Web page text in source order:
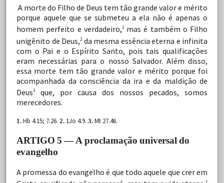
A morte do Filho de Deus tem tão grande valore mérito
porque aquele que se submeteu a ela não é apenas o
homem perfeito e verdadeiro,1 mas é também o Filho
unigênito de Deus,2 da mesma essência eterna e infinita
com o Pai e o Espírito Santo, pois tais qualificações
eram necessárias parao nosso Salvador. Além disso,
essa morte tem tão grandevalor e mérito porque foi
acompanhada da consciência da ira e da maldição de
Deus3 que, por causa dos nossos pecados, somos
merecedores.
1. Hb 4.15; 7.26. 2. 1Jo 4.9. 3. Mt 27.46.
ARTIGO 5 — A proclamação universal do
evangelho
A promessa do evangelho é que todo aquele que crerem
1